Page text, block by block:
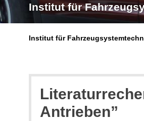
Institut für
Institut für
Antrieben”